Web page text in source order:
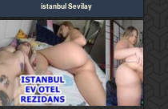
istanbul Sevilay